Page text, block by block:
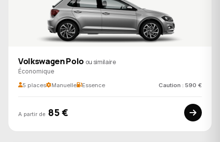
Volkswagen Polo ou similaire
Économique
5 places Manuelle Essence Caution : 590 €
A partir de 85 €